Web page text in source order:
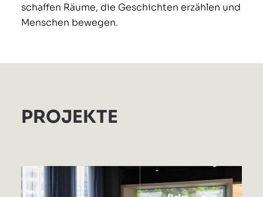
schaffen Räume, die Geschichten erzählen und
Menschen bewegen.
PROJEKTE